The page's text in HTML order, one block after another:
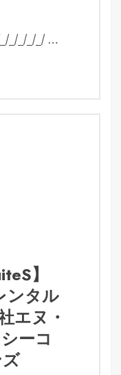
_/_/_/_/_/ …
】
ンタル
エヌ・
ーコ